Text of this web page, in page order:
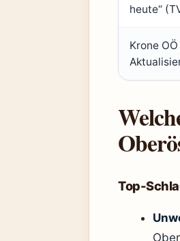
heute“
Krone
Top-